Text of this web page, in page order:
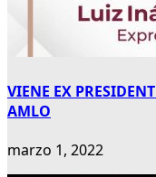
VIENE EX
AMLO
marzo 1, 2022